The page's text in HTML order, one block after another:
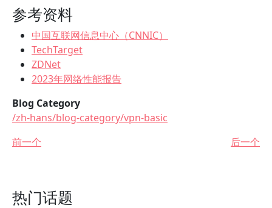
参考资料
中国互联网信息中心（CNNIC）
TechTarget
ZDNet
2023年网络性能报告
Blog Category
/zh-hans/blog-category/vpn-basic
前一个
后一个
热门话题